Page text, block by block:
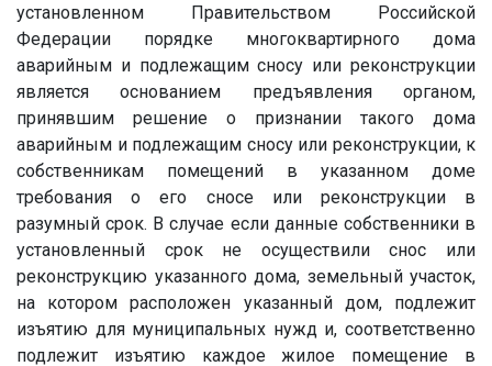
установленном Правительством Российской
Федерации порядке многоквартирного дома
аварийным и подлежащим сносу или реконструкции
является основанием предъявления органом,
принявшим решение о признании такого дома
аварийным и подлежащим сносу или реконструкции, к
собственникам помещений в указанном доме
требования о его сносе или реконструкции в
разумный срок. В случае если данные собственники в
установленный срок не осуществили снос или
реконструкцию указанного дома, земельный участок,
на котором расположен указанный дом, подлежит
изъятию для муниципальных нужд и, соответственно
подлежит изъятию каждое жилое помещение в